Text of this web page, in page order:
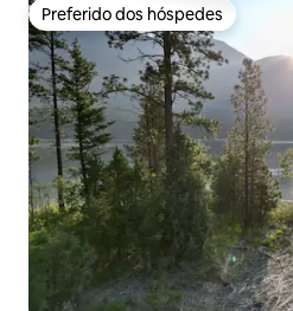
Preferido dos hóspedes
Preferido dos hóspedes